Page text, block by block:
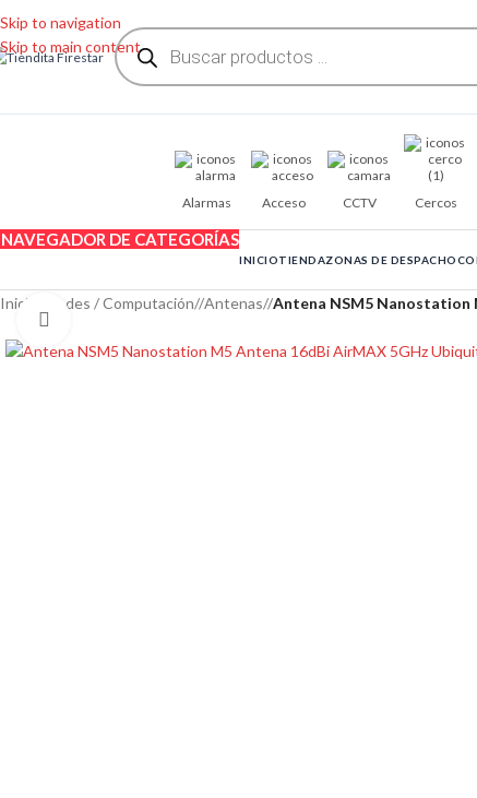
Skip to navigation
Skip to main content
Alarmas Acceso CCTV Cercos
NAVEGADOR DE CATEGORÍAS
INICIOTIENDAZONAS DE DESPACHO
Inicio Redes / Computación/ Antenas/ Antena NSM5 Nanostation